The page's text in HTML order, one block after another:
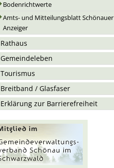
Bodenrichtwerte
Amts- und Mitteilungsblatt Schönauer
Anzeiger
Rathaus
Gemeindeleben
Tourismus
Breitband / Glasfaser
Erklärung zur Barrierefreiheit